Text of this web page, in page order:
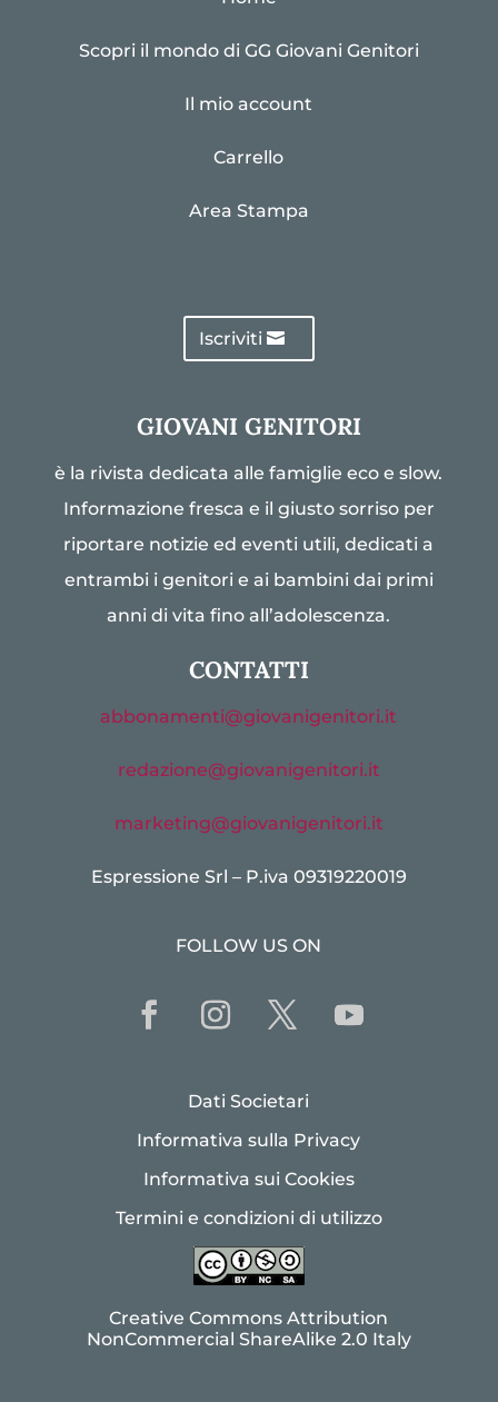
Scopri il mondo di GG Giovani Genitori
Il mio account
Carrello
Area Stampa
Iscriviti
GIOVANI GENITORI
è la rivista dedicata alle famiglie eco e slow.
Informazione fresca e il giusto sorriso per
riportare notizie ed eventi utili, dedicati a
entrambi i genitori e ai bambini dai primi
anni di vita fino all’adolescenza.
CONTATTI
abbonamenti@giovanigenitori.it
redazione@giovanigenitori.it
marketing@giovanigenitori.it
Espressione Srl – P.iva 09319220019
FOLLOW US ON
Dati Societari
Informativa sulla Privacy
Informativa sui Cookies
Termini e condizioni di utilizzo
Creative Commons Attribution
NonCommercial ShareAlike 2.0 Italy